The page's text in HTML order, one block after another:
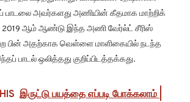
பாடலை அவர்களது அணியின் கீதமாக மாற்றிக்
ஆம் ஆண்டு இந்த அணி வேர்ல்ட் சீரிஸ்
பின் அதற்காக வெள்ளை மாளிகையில் நடந்த
பாடல் ஒலித்தது குறிப்பிடத்தக்கது.
இருட்டு பயத்தை எப்படி போக்கலாம் |